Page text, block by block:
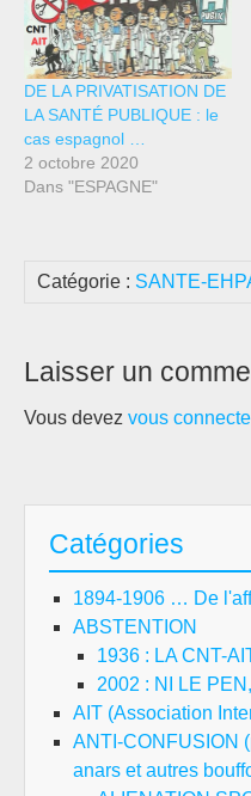
DE LA PRIVATISATION DE
LA SANTÉ PUBLIQUE : le
cas espagnol …
2 octobre 2020
Dans "ESPAGNE"
Catégorie : SANTE-
Laisser un
Vous devez vous
Catégories
1894-1906 … De
ABSTENTION
1936 : LA CNT-
2002 : NI LE
AIT (Association
ANTI-CONFUSION
anars et autres